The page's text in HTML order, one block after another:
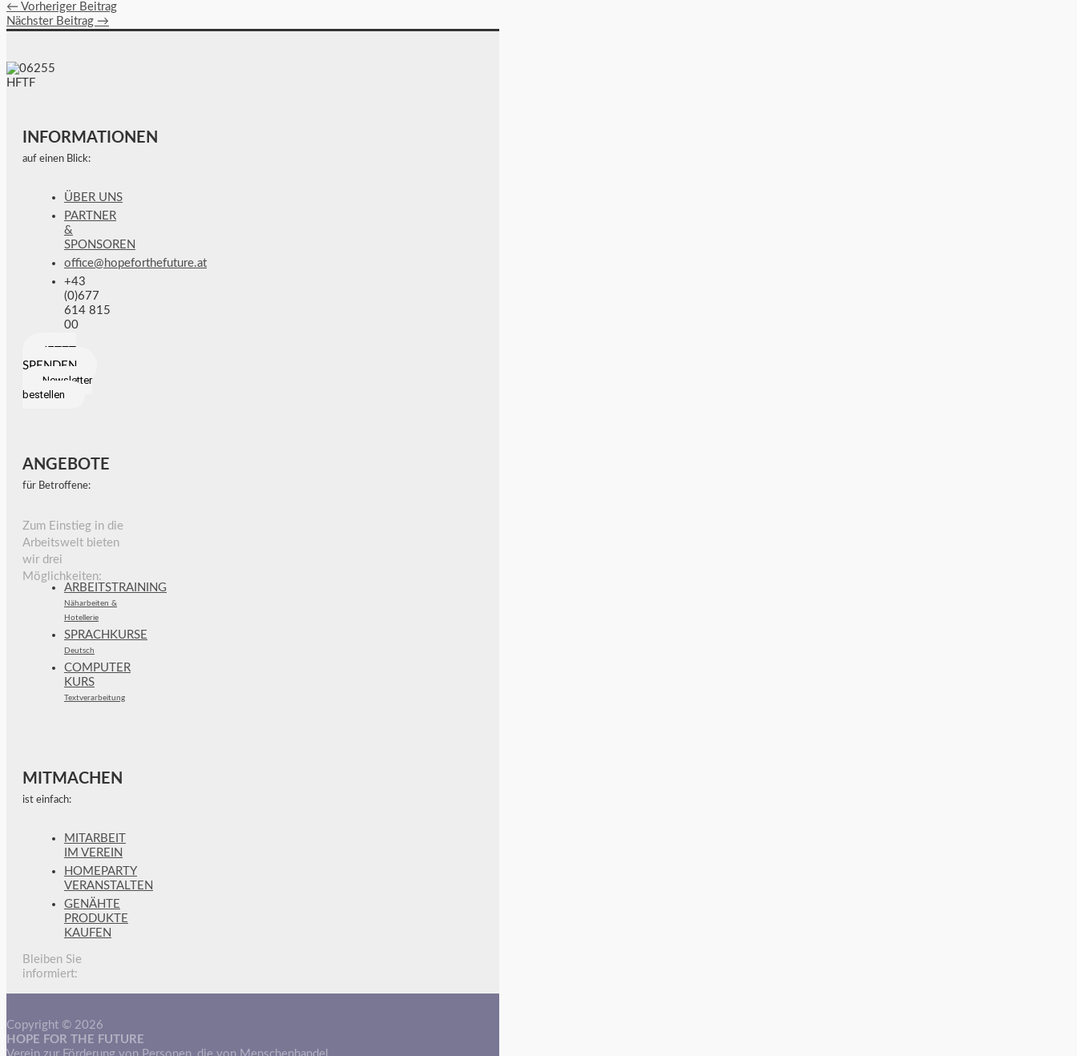
← Vorheriger Beitrag
Nächster Beitrag →
INFORMATIONEN
auf einen Blick:
ÜBER UNS
PARTNER
&
SPONSOREN
office@hopeforthefuture.at
+43
(0)677
614 815
00
JETZT
SPENDEN
Newsletter
bestellen
ANGEBOTE
für Betroffene:
Zum Einstieg in die
Arbeitswelt bieten
wir drei
Möglichkeiten:
ARBEITSTRAINING
Näharbeiten &
Hotellerie
SPRACHKURSE
Deutsch
COMPUTER
KURS
Textverarbeitung
MITMACHEN
ist einfach:
MITARBEIT
IM VEREIN
HOMEPARTY
VERANSTALTEN
GENÄHTE
PRODUKTE
KAUFEN
Bleiben Sie
informiert:
Copyright © 2026
HOPE FOR THE FUTURE